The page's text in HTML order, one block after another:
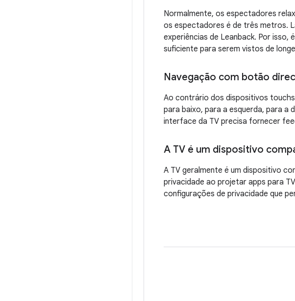
Normalmente, os espectadores
os espectadores é de três metros.
experiências de Leanback. Por
suficiente para serem vistos de
Navegação com botão
Ao contrário dos dispositivos
para baixo, para a esquerda, para
interface da TV precisa fornecer
A TV é um dispositivo
A TV geralmente é um dispositivo
privacidade ao projetar apps para
configurações de privacidade que